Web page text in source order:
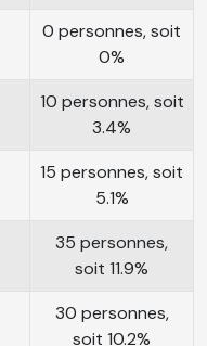
0 personnes, soit
0%
10 personnes, soit
3.4%
15 personnes, soit
5.1%
35 personnes,
soit 11.9%
30 personnes,
soit 10.2%